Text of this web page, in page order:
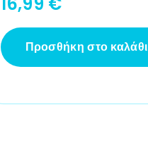
Προσθήκη στο καλάθι